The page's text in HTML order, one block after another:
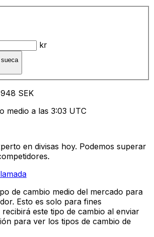
kr
SEK
medio a las 3:03 UTC
en divisas hoy. Podemos superar
de cambio medio del mercado para
Esto es solo para fines
este tipo de cambio al enviar
para ver los tipos de cambio de